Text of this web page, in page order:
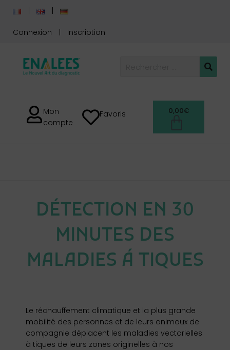
Connexion Inscription
Mon
compte
Favoris 0,00€
DÉTECTION EN 30
MINUTES DES
MALADIES Á TIQUES
Le réchauffement climatique et la plus grande
mobilité des personnes et de leurs animaux de
compagnie déplacent les maladies vectorielles
à tiques de leurs zones originelles à nos